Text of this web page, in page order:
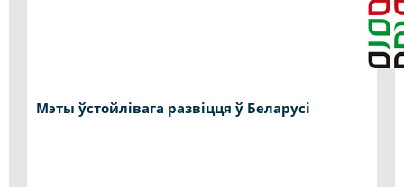
Мэты ўстойлівага развіцця ў Беларусі